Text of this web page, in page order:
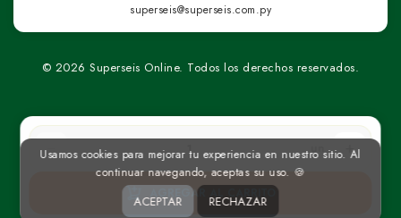
un
AGREGAR AL CARRITO
superseis@superseis.com.py
© 2026 Superseis Online. Todos los derechos reservados.
Usamos cookies para mejorar tu experiencia en nuestro sitio. Al
continuar navegando, aceptas su uso. 🍪
ACEPTAR RECHAZAR